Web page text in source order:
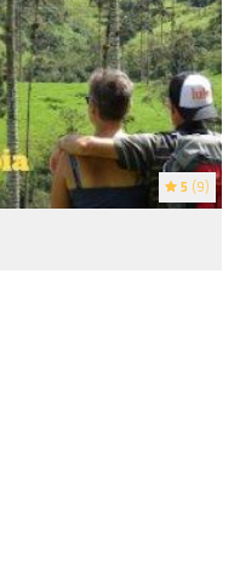
5 (9)